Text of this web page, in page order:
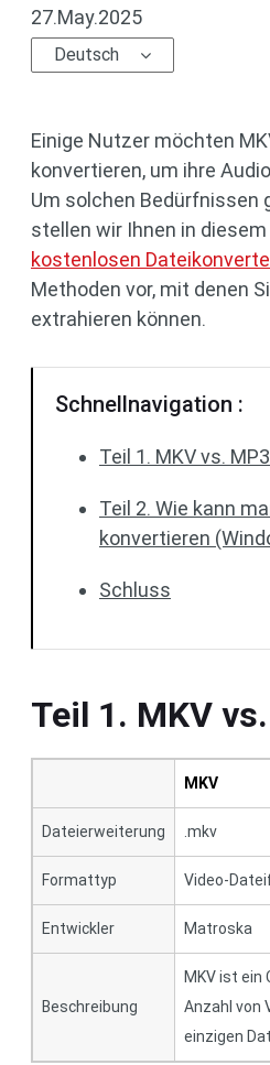
27.May.2025
Deutsch
Einige Nutzer möchten
konvertieren, um ihre
Um solchen Bedürfnissen
stellen wir Ihnen in
kostenlosen
Methoden vor, mit denen
extrahieren können.
Schnellnavigation :
Teil 1. MKV vs. MP3
Teil 2. Wie kann
konvertieren
Schluss
Teil 1. MKV
MKV
Dateierweiterung .mkv
Formattyp Video-
Entwickler Matroska
Beschreibung
MKV ist
Anzahl von
einzigen